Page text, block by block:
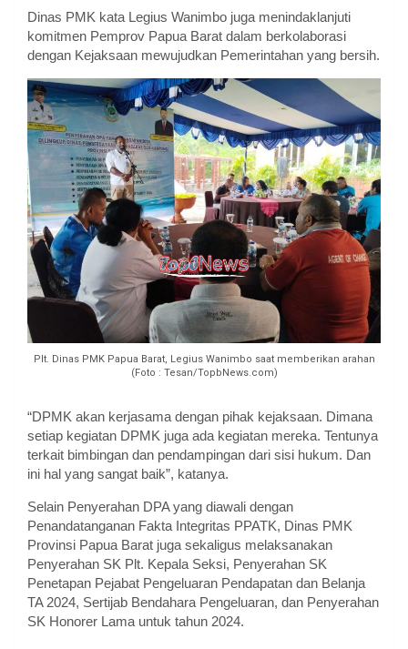
Dinas PMK kata Legius Wanimbo juga menindaklanjuti
komitmen Pemprov Papua Barat dalam berkolaborasi
dengan Kejaksaan mewujudkan Pemerintahan yang bersih.
Plt. Dinas PMK Papua Barat, Legius Wanimbo saat memberikan arahan
(Foto : Tesan/TopbNews.com)
“DPMK akan kerjasama dengan pihak kejaksaan. Dimana
setiap kegiatan DPMK juga ada kegiatan mereka. Tentunya
terkait bimbingan dan pendampingan dari sisi hukum. Dan
ini hal yang sangat baik”, katanya.
Selain Penyerahan DPA yang diawali dengan
Penandatanganan Fakta Integritas PPATK, Dinas PMK
Provinsi Papua Barat juga sekaligus melaksanakan
Penyerahan SK Plt. Kepala Seksi, Penyerahan SK
Penetapan Pejabat Pengeluaran Pendapatan dan Belanja
TA 2024, Sertijab Bendahara Pengeluaran, dan Penyerahan
SK Honorer Lama untuk tahun 2024.